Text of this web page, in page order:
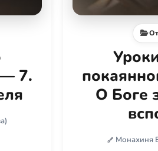
7.
О Боге
Монахиня